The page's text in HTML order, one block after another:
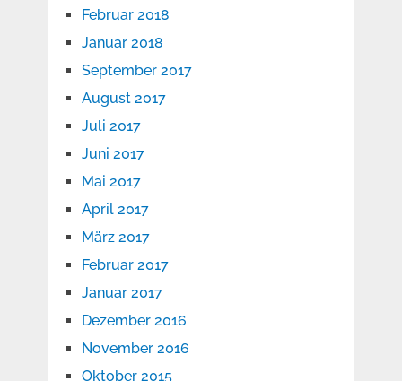
Februar 2018
Januar 2018
September 2017
August 2017
Juli 2017
Juni 2017
Mai 2017
April 2017
März 2017
Februar 2017
Januar 2017
Dezember 2016
November 2016
Oktober 2015